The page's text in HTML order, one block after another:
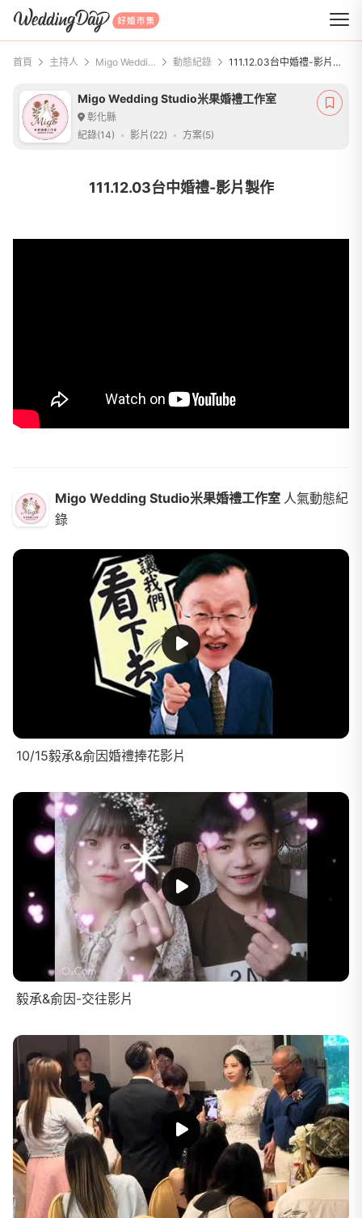
WeddingDay 好婚市集
首頁 主持人 Migo Wedding Studio米果婚禮工作室 動態紀錄 111.12.03台中婚禮-影片製作
Migo Wedding Studio米果婚禮工作室
彰化縣
紀錄(14)
影片(22) 方案(5)
111.12.03台中婚禮-影片製作
Migo Wedding Studio米果婚禮工作室 人氣動態紀
錄
10/15毅承&俞因婚禮捧花影片
毅承&俞因-交往影片